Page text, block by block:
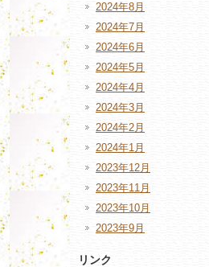
2024年8月
2024年7月
2024年6月
2024年5月
2024年4月
2024年3月
2024年2月
2024年1月
2023年12月
2023年11月
2023年10月
2023年9月
リンク